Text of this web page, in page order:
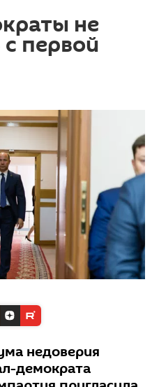
не
первой
недоверия
демократа